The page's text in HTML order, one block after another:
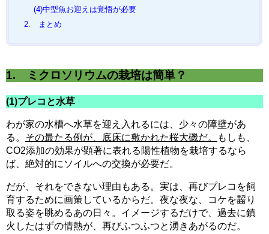
(4)中型魚お迎えは覚悟が必要
2. まとめ
1. ミクロソリウムの栽培は簡単？
(1)プレコと水草
わが家の水槽へ水草を迎え入れるには、少々の障壁があ
る。 その最たる例が、底床に敷かれた桜大磯だ。
もしも、
CO2添加の効果が顕著に表れる陽性植物を栽培するなら
ば、絶対的にソイルへの交換が必要だ。
だが、それをできない理由もある。実は、再びプレコを飼
育するために画策しているからだ。夜な夜な、コケを齧り
取る姿を眺めるあの日々。イメージするだけで、過去に鎮
火したはずの情熱が、再びふつふつと湧きあがるのだ。